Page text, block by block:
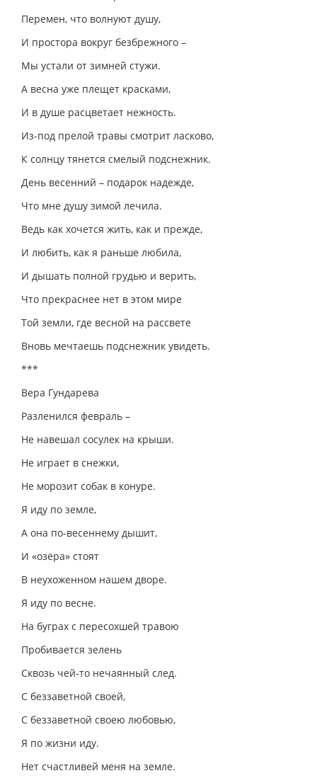
Перемен, что волнуют душу,
И простора вокруг безбрежного –
Мы устали от зимней стужи.
А весна уже плещет красками,
И в душе расцветает нежность.
Из-под прелой травы смотрит ласково,
К солнцу тянется смелый подснежник.
День весенний – подарок надежде,
Что мне душу зимой лечила.
Ведь как хочется жить, как и прежде,
И любить, как я раньше любила,
И дышать полной грудью и верить,
Что прекраснее нет в этом мире
Той земли, где весной на рассвете
Вновь мечтаешь подснежник увидеть.
***
Вера Гундарева
Разленился февраль –
Не навешал сосулек на крыши.
Не играет в снежки,
Не морозит собак в конуре.
Я иду по земле,
А она по-весеннему дышит,
И «озёра» стоят
В неухоженном нашем дворе.
Я иду по весне.
На буграх с пересохшей травою
Пробивается зелень
Сквозь чей-то нечаянный след.
С беззаветной своей,
С беззаветной своею любовью,
Я по жизни иду.
Нет счастливей меня на земле.